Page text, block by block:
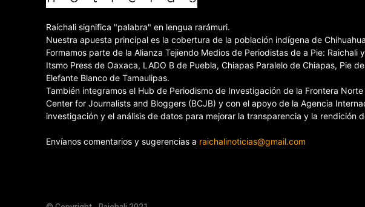
Raíchali significa "palabra" en lengua rarámuri.
Nuestra apuesta principal es la cobertura de la población indígena de
Formamos parte de la Alianza Tejiendo Medios de Periodistas de a Pie:
Itsmo Press de Oaxaca, LADO B de Puebla, Chiapas Paralelo de Chiapas, Pie
Elefante Blanco de Tamaulipas.
También integramos el Hub de Periodismo de Investigación de la Frontera
Center for Journalists and Bloggers (BCJB) y con el apoyo de la Agencia
investigación y el análisis de datos para mejorar la transparencia y la rendición
Envíanos comentarios y sugerencias a raichalinoticias@gmail.com